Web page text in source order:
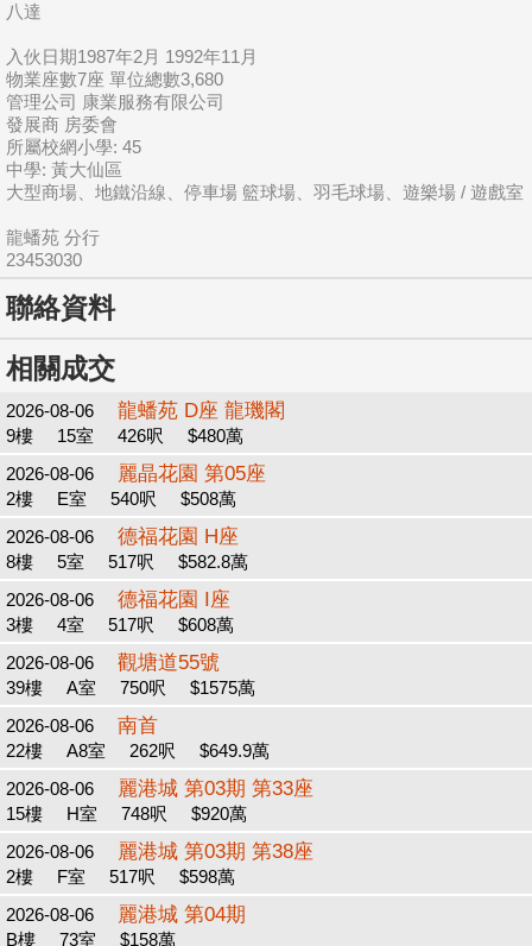
八達
入伙日期1987年2月 1992年11月
物業座數7座 單位總數3,680
管理公司 康業服務有限公司
發展商 房委會
所屬校網小學: 45
中學: 黃大仙區
大型商場、地鐵沿線、停車場 籃球場、羽毛球場、遊樂場 / 遊戲室
龍蟠苑 分行
23453030
聯絡資料
相關成交
2026-08-06 龍蟠苑 D座 龍璣閣
9樓 15室 426呎
$480萬
2026-08-06
麗晶花園 第05座
2樓 E室 540呎
$508萬
2026-08-06
德福花園 H座
8樓 5室 517呎
$582.8萬
2026-08-06
德福花園 I座
3樓 4室 517呎
$608萬
2026-08-06
觀塘道55號
39樓 A室 750呎
$1575萬
2026-08-06
南首
22樓 A8室 262呎
$649.9萬
2026-08-06
麗港城 第03期 第33座
15樓 H室 748呎
$920萬
2026-08-06
麗港城 第03期 第38座
2樓 F室 517呎
$598萬
2026-08-06
麗港城 第04期
B樓 73室 $158萬